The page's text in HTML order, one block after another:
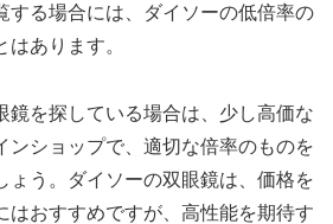
する場合には、ダイソーの低倍率の
あります。
鏡を探している場合は、少し高価な
ンショップで、適切な倍率のものを
ょう。ダイソーの双眼鏡は、価格を
はおすすめですが、高性能を期待す